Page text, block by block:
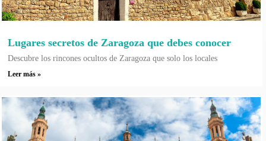
Lugares secretos de Zaragoza que debes conocer
Descubre los rincones ocultos de Zaragoza que solo los locales
Leer más »